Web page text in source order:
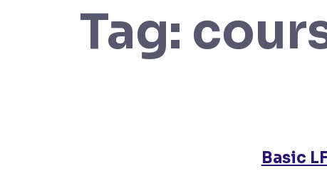
Tag:
Basic